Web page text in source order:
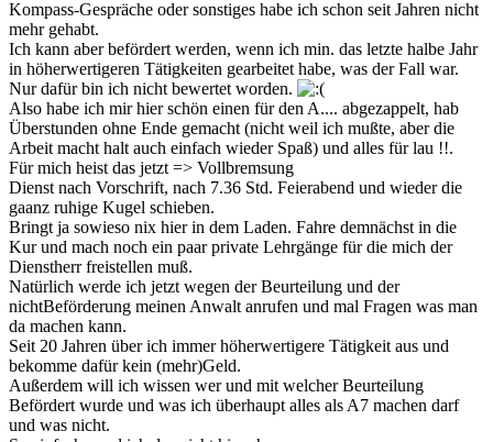
Kompass-Gespräche oder sonstiges habe ich schon seit Jahren nicht
mehr gehabt.
Ich kann aber befördert werden, wenn ich min. das letzte halbe Jahr
in höherwertigeren Tätigkeiten gearbeitet habe, was der Fall war.
Nur dafür bin ich nicht bewertet worden.
Also habe ich mir hier schön einen für den A.... abgezappelt, hab
Überstunden ohne Ende gemacht (nicht weil ich mußte, aber die
Arbeit macht halt auch einfach wieder Spaß) und alles für lau !!.
Für mich heist das jetzt => Vollbremsung
Dienst nach Vorschrift, nach 7.36 Std. Feierabend und wieder die
gaanz ruhige Kugel schieben.
Bringt ja sowieso nix hier in dem Laden. Fahre demnächst in die
Kur und mach noch ein paar private Lehrgänge für die mich der
Dienstherr freistellen muß.
Natürlich werde ich jetzt wegen der Beurteilung und der
nichtBeförderung meinen Anwalt anrufen und mal Fragen was man
da machen kann.
Seit 20 Jahren über ich immer höherwertigere Tätigkeit aus und
bekomme dafür kein (mehr)Geld.
Außerdem will ich wissen wer und mit welcher Beurteilung
Befördert wurde und was ich überhaupt alles als A7 machen darf
und was nicht.